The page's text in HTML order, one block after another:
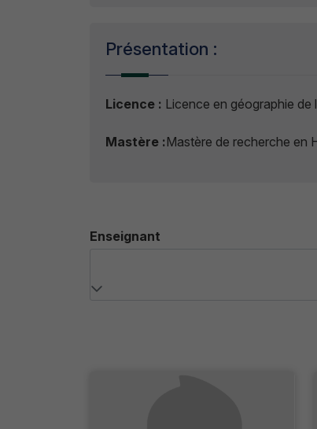
Présentation :
Licence : Licence en géographie de
Mastère :Mastère de recherche en
Enseignant